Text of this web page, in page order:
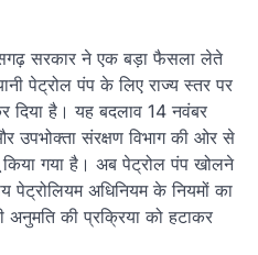
सरकार ने एक बड़ा फैसला लेते
पेट्रोल पंप के लिए राज्य स्तर पर
दिया है। यह बदलाव 14 नवंबर
उपभोक्ता संरक्षण विभाग की ओर से
गया है। अब पेट्रोल पंप खोलने
पेट्रोलियम अधिनियम के नियमों का
अनुमति की प्रक्रिया को हटाकर